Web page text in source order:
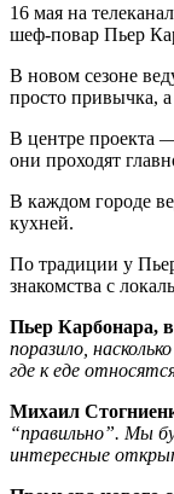
16 мая на
шеф-повар Пьер
В новом сезоне
просто привычка,
В центре проекта
они проходят
В каждом городе
кухней.
По традиции у
знакомства с
Пьер Карбонара,
поразило,
где к еде
Михаил
“правильно”. Мы
интересные